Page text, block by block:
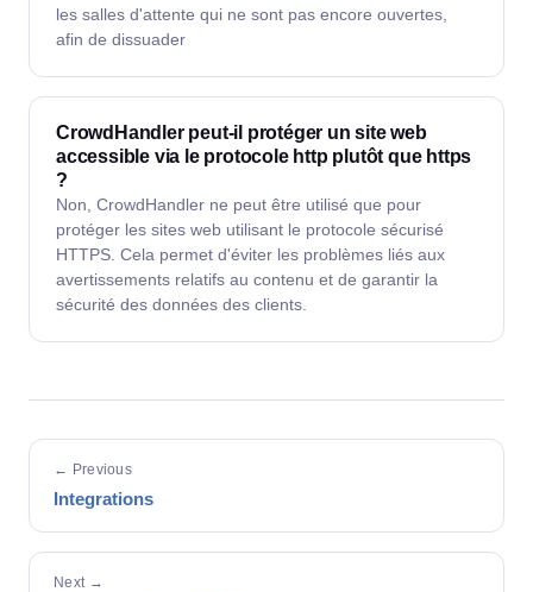
les salles d'attente qui ne sont pas encore ouvertes,
afin de dissuader
CrowdHandler peut-il protéger un site web
accessible via le protocole http plutôt que https
?
Non, CrowdHandler ne peut être utilisé que pour
protéger les sites web utilisant le protocole sécurisé
HTTPS. Cela permet d'éviter les problèmes liés aux
avertissements relatifs au contenu et de garantir la
sécurité des données des clients.
← Previous
Integrations
Next →